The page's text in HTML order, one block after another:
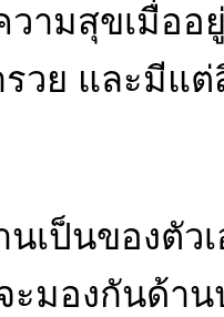
ามสุขเมื่ออ
รวย และมีแต่
เป็นของตัว
ะมองกันด้า